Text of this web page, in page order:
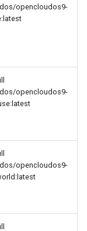
opencloudos9-
opencloudos9-
opencloudos9-